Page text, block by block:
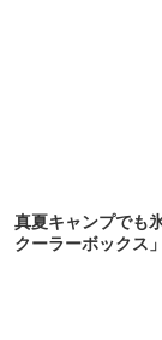
真夏キャンプでも
クーラーボックス